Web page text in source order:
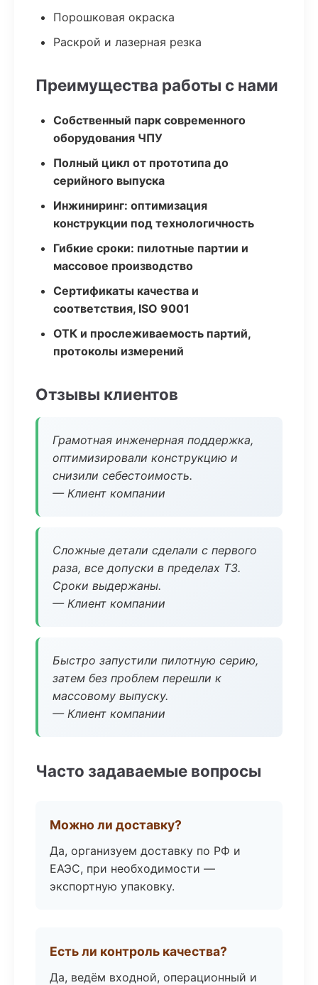
Порошковая окраска
Раскрой и лазерная резка
Преимущества работы с нами
Собственный парк современного
оборудования ЧПУ
Полный цикл от прототипа до
серийного выпуска
Инжиниринг: оптимизация
конструкции под технологичность
Гибкие сроки: пилотные партии и
массовое производство
Сертификаты качества и
соответствия, ISO 9001
ОТК и прослеживаемость партий,
протоколы измерений
Отзывы клиентов
Грамотная инженерная поддержка,
оптимизировали конструкцию и
снизили себестоимость.
— Клиент компании
Сложные детали сделали с первого
раза, все допуски в пределах ТЗ.
Сроки выдержаны.
— Клиент компании
Быстро запустили пилотную серию,
затем без проблем перешли к
массовому выпуску.
— Клиент компании
Часто задаваемые вопросы
Можно ли доставку?
Да, организуем доставку по РФ и
ЕАЭС, при необходимости —
экспортную упаковку.
Есть ли контроль качества?
Да, ведём входной, операционный и